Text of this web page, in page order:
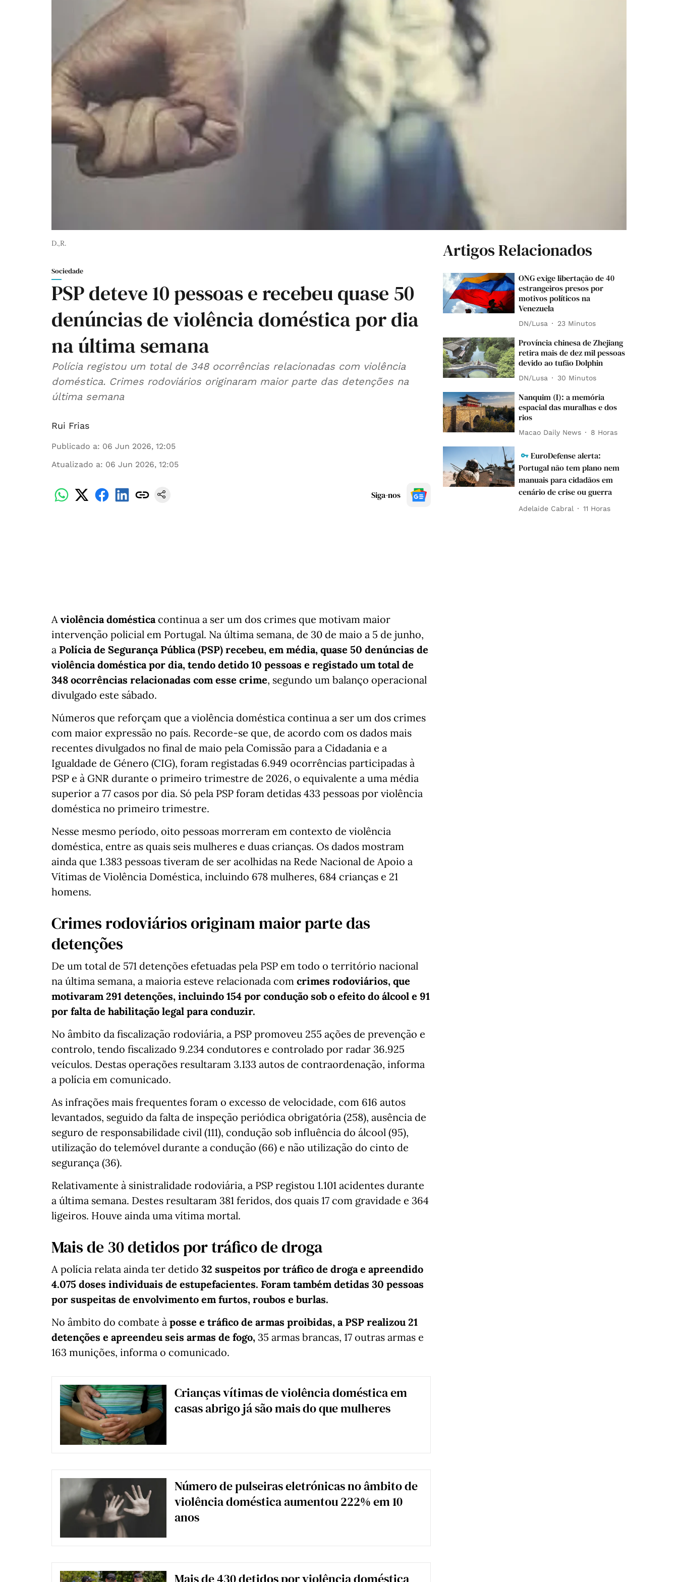
D.,R.
Sociedade
PSP deteve 10 pessoas e recebeu quase 50
denúncias de violência doméstica por dia
na última semana
Polícia registou um total de 348 ocorrências relacionadas com violência
doméstica. Crimes rodoviários originaram maior parte das detenções na
última semana
Rui Frias
Publicado a: 06 Jun 2026, 12:05
Atualizado a: 06 Jun 2026, 12:05
Siga-nos
A violência domésticacontinua a ser um dos crimes que motivam maior
intervenção policial em Portugal. Na última semana, de 30 de maio a 5 de junho,
a Polícia de Segurança Pública (PSP) recebeu, em média, quase 50 denúncias de
violência doméstica por dia, tendo detido 10 pessoas e registado um total de
348 ocorrências relacionadas com esse crime, segundo um balanço operacional
divulgado este sábado.
Números que reforçam que a violência doméstica continua a ser um dos crimes
com maior expressão no país. Recorde-se que, de acordo com os dados mais
recentes divulgados no final de maio pela Comissão para a Cidadania e a
Igualdade de Género (CIG), foram registadas 6.949 ocorrências participadas à
PSP e à GNR durante o primeiro trimestre de 2026, o equivalente a uma média
superior a 77 casos por dia. Só pela PSP foram detidas 433 pessoas por violência
doméstica no primeiro trimestre.
Nesse mesmo período, oito pessoas morreram em contexto de violência
doméstica, entre as quais seis mulheres e duas crianças. Os dados mostram
ainda que 1.383 pessoas tiveram de ser acolhidas na Rede Nacional de Apoio a
Vítimas de Violência Doméstica, incluindo 678 mulheres, 684 crianças e 21
homens.
Crimes rodoviários originam maior parte das
detenções
De um total de 571 detenções efetuadas pela PSP em todo o território nacional
na última semana, a maioria esteve relacionada com crimes rodoviários, que
motivaram 291 detenções, incluindo 154 por condução sob o efeito do álcool e 91
por falta de habilitação legal para conduzir.
No âmbito da fiscalização rodoviária, a PSP promoveu 255 ações de prevenção e
controlo, tendo fiscalizado 9.234 condutores e controlado por radar 36.925
veículos. Destas operações resultaram 3.133 autos de contraordenação, informa
a polícia em comunicado.
As infrações mais frequentes foram o excesso de velocidade, com 616 autos
levantados, seguido da falta de inspeção periódica obrigatória (258), ausência de
seguro de responsabilidade civil (111), condução sob influência do álcool (95),
utilização do telemóvel durante a condução (66) e não utilização do cinto de
segurança (36).
Relativamente à sinistralidade rodoviária, a PSP registou 1.101 acidentes durante
a última semana. Destes resultaram 381 feridos, dos quais 17 com gravidade e 364
ligeiros. Houve ainda uma vítima mortal.
Mais de 30 detidos por tráfico de droga
A polícia relata ainda ter detido 32 suspeitos por tráfico de droga e apreendido
4.075 doses individuais de estupefacientes. Foram também detidas 30 pessoas
por suspeitas de envolvimento em furtos, roubos e burlas.
No âmbito do combate à posse e tráfico de armas proibidas, a PSP realizou 21
detenções e apreendeu seis armas de fogo, 35 armas brancas, 17 outras armas e
163 munições, informa o comunicado.
Crianças vítimas de violência doméstica em
casas abrigo já são mais do que mulheres
Número de pulseiras eletrónicas no âmbito de
violência doméstica aumentou 222% em 10
anos
Artigos Relacionados
ONG exige libertação de 40
estrangeiros presos por
motivos políticos na
Venezuela
DN/Lusa 23 Minutos
Província chinesa de Zhejiang
retira mais de dez mil pessoas
devido ao tufão Dolphin
DN/Lusa 30 Minutos
Nanquim (I): a memória
espacial das muralhas e dos
rios
Macao Daily News 8 Horas
EuroDefense alerta:
Portugal não tem plano nem
manuais para cidadãos em
cenário de crise ou guerra
Adelaide Cabral 11 Horas